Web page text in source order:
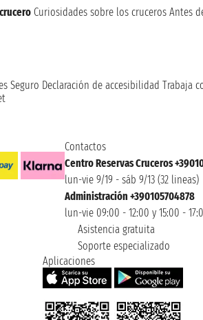
Curiosidades sobre los cruceros Antes
Seguro Declaración de accesibilidad Trabaja
Contactos
Centro Reservas Cruceros
lun-vie 9/19 - sáb 9/13 (32 lineas)
Administración +390105704878
lun-vie 09:00 - 12:00 y 15:00 -
Asistencia gratuita
Soporte especializado
Aplicaciones